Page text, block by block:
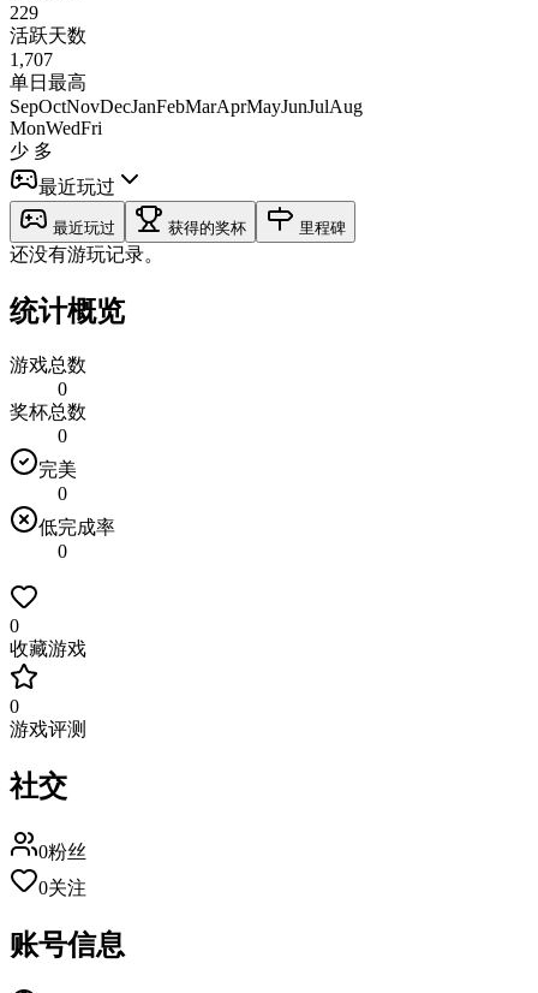
229
活跃天数
1,707
单日最高
SepOctNovDecJanFebMarAprMayJunJulAug
MonWedFri
少 多
最近玩过
最近玩过 获得的奖杯 里程碑
还没有游玩记录。
统计概览
游戏总数
0
奖杯总数
0
完美
0
低完成率
0
0
收藏游戏
0
游戏评测
社交
0粉丝
0关注
账号信息